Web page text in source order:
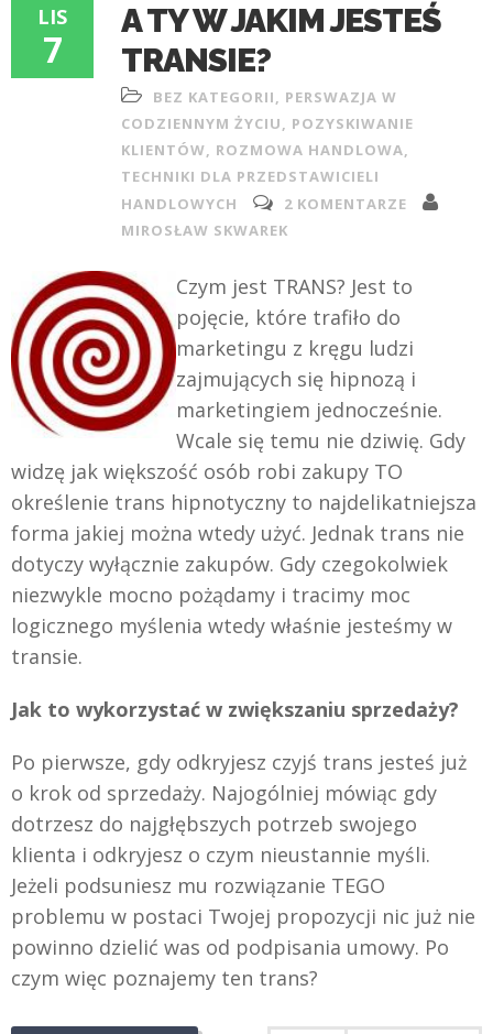
LIS
7
A TY W JAKIM JESTEŚ
TRANSIE?
BEZ KATEGORII, PERSWAZJA W
CODZIENNYM ŻYCIU, POZYSKIWANIE
KLIENTÓW, ROZMOWA HANDLOWA,
TECHNIKI DLA PRZEDSTAWICIELI
HANDLOWYCH
2 KOMENTARZE
MIROSŁAW SKWAREK
Czym jest TRANS? Jest to
pojęcie, które trafiło do
marketingu z kręgu ludzi
zajmujących się hipnozą i
marketingiem jednocześnie.
Wcale się temu nie dziwię. Gdy
widzę jak większość osób robi zakupy TO
określenie trans hipnotyczny to najdelikatniejsza
forma jakiej można wtedy użyć. Jednak trans nie
dotyczy wyłącznie zakupów. Gdy czegokolwiek
niezwykle mocno pożądamy i tracimy moc
logicznego myślenia wtedy właśnie jesteśmy w
transie.
Jak to wykorzystać w zwiększaniu sprzedaży?
Po pierwsze, gdy odkryjesz czyjś trans jesteś już
o krok od sprzedaży. Najogólniej mówiąc gdy
dotrzesz do najgłębszych potrzeb swojego
klienta i odkryjesz o czym nieustannie myśli.
Jeżeli podsuniesz mu rozwiązanie TEGO
problemu w postaci Twojej propozycji nic już nie
powinno dzielić was od podpisania umowy. Po
czym więc poznajemy ten trans?